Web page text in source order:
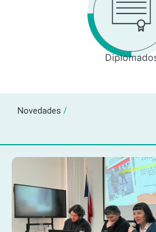
Novedades /